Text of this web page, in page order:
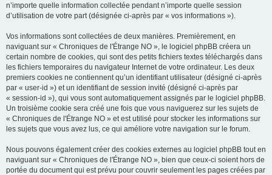
n’importe quelle information collectée pendant n’importe quelle session
d’utilisation de votre part (désignée ci-après par « vos informations »).
Vos informations sont collectées de deux manières. Premièrement, en
naviguant sur « Chroniques de l'Étrange NO », le logiciel phpBB créera un
certain nombre de cookies, qui sont des petits fichiers textes téléchargés dans
les fichiers temporaires du navigateur Internet de votre ordinateur. Les deux
premiers cookies ne contiennent qu’un identifiant utilisateur (désigné ci-après
par « user-id ») et un identifiant de session invité (désigné ci-après par
« session-id »), qui vous sont automatiquement assignés par le logiciel phpBB.
Un troisième cookie sera créé une fois que vous naviguerez sur les sujets de
« Chroniques de l'Étrange NO » et est utilisé pour stocker les informations sur
les sujets que vous avez lus, ce qui améliore votre navigation sur le forum.
Nous pouvons également créer des cookies externes au logiciel phpBB tout en
naviguant sur « Chroniques de l'Étrange NO », bien que ceux-ci soient hors de
portée du document qui est prévu pour couvrir seulement les pages créées par